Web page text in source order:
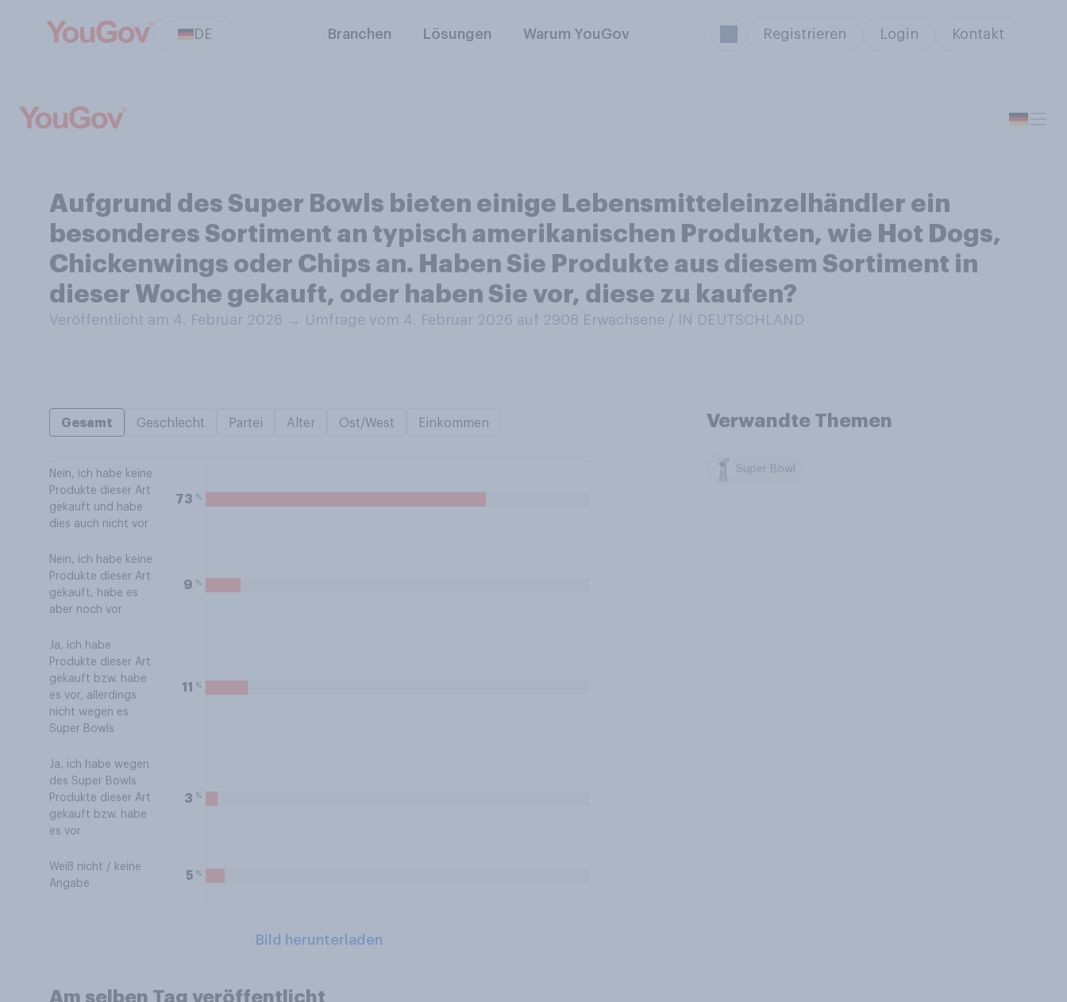
DE Branchen Lösungen Warum YouGov Registrieren Login Kontakt
Aufgrund des Super Bowls bieten einige Lebensmitteleinzelhändler ein
besonderes Sortiment an typisch amerikanischen Produkten, wie Hot Dogs,
Chickenwings oder Chips an. Haben Sie Produkte aus diesem Sortiment in
dieser Woche gekauft, oder haben Sie vor, diese zu kaufen?
Veröffentlicht am 4. Februar 2026 → Umfrage vom 4. Februar 2026 auf 2908 Erwachsene / IN DEUTSCHLAND
Gesamt Geschlecht Partei Alter Ost/West Einkommen
Nein, ich habe keine
Produkte dieser Art
gekauft und habe
dies auch nicht vor
73 %
Nein, ich habe keine
Produkte dieser Art
gekauft, habe es
aber noch vor
9 %
Ja, ich habe
Produkte dieser Art
gekauft bzw. habe
es vor, allerdings
nicht wegen es
Super Bowls
11 %
Ja, ich habe wegen
des Super Bowls
Produkte dieser Art
gekauft bzw. habe
es vor
3 %
Weiß nicht / keine
Angabe
5 %
Bild herunterladen
Verwandte Themen
Super Bowl
Am selben Tag veröffentlicht